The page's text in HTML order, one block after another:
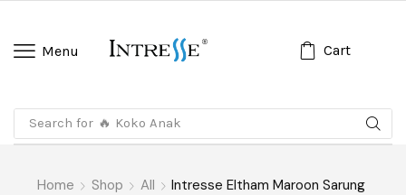
Menu Cart
Search for 🔥 Koko Anak
Home Shop All Intresse Eltham Maroon Sarung